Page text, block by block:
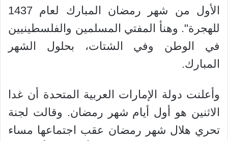
الأول من شهر رمضان المبارك لعام 1437
للهجرة". وهنأ المفتي المسلمين والفلسطينيين
في الوطن وفي الشتات، بحلول الشهر
المبارك.
وأعلنت دولة الإمارات العربية المتحدة أن غدا
الاثنين هو أول أيام شهر رمضان. وقالت لجنة
تحري هلال شهر رمضان عقب اجتماعها مساء